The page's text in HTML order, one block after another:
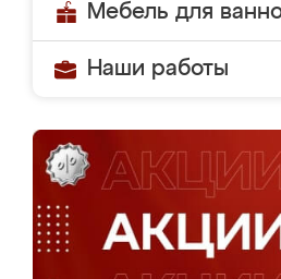
Мебель для
Наши работы